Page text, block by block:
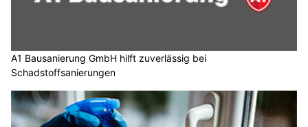
A1 Bausanierung GmbH hilft zuverlässig bei
Schadstoffsanierungen